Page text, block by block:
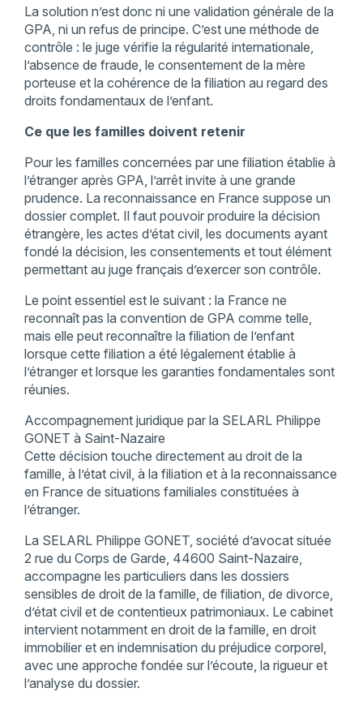
La solution n’est donc ni une validation générale de la
GPA, ni un refus de principe. C’est une méthode de
contrôle : le juge vérifie la régularité internationale,
l’absence de fraude, le consentement de la mère
porteuse et la cohérence de la filiation au regard des
droits fondamentaux de l’enfant.
Ce que les familles doivent retenir
Pour les familles concernées par une filiation établie à
l’étranger après GPA, l’arrêt invite à une grande
prudence. La reconnaissance en France suppose un
dossier complet. Il faut pouvoir produire la décision
étrangère, les actes d’état civil, les documents ayant
fondé la décision, les consentements et tout élément
permettant au juge français d’exercer son contrôle.
Le point essentiel est le suivant : la France ne
reconnaît pas la convention de GPA comme telle,
mais elle peut reconnaître la filiation de l’enfant
lorsque cette filiation a été légalement établie à
l’étranger et lorsque les garanties fondamentales sont
réunies.
Accompagnement juridique par la SELARL Philippe
GONET à Saint-Nazaire
Cette décision touche directement au droit de la
famille, à l’état civil, à la filiation et à la reconnaissance
en France de situations familiales constituées à
l’étranger.
La SELARL Philippe GONET, société d’avocat située
2 rue du Corps de Garde, 44600 Saint-Nazaire,
accompagne les particuliers dans les dossiers
sensibles de droit de la famille, de filiation, de divorce,
d’état civil et de contentieux patrimoniaux. Le cabinet
intervient notamment en droit de la famille, en droit
immobilier et en indemnisation du préjudice corporel,
avec une approche fondée sur l’écoute, la rigueur et
l’analyse du dossier.